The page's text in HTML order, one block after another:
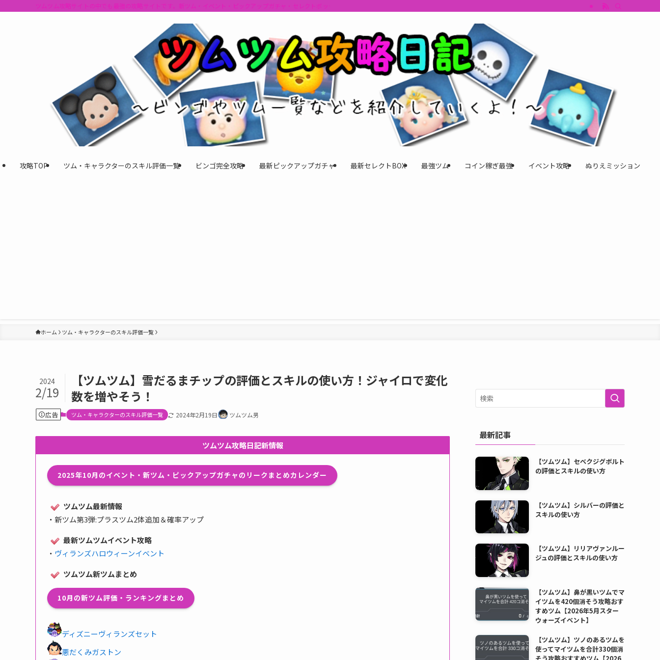
ツムツム攻略サイトの中でも最強の攻略サイトです。新ツム・イベント・ピックアップガチャ・セレクトボックスの情報を最速で提供しビンゴのおすすめツム・キャラ評価も丁寧に解説。ツムツムイベント、ツムツム攻略、ツムツ
攻略TOP ツム・キャラクターのスキル評価一覧 ビンゴ完全攻略 最新ピックアップガチャ 最新セレクトBOX 最強ツム コイン稼ぎ最強 イベント攻略 ぬりえミッション
ホーム ツム・キャラクターのスキル評価一覧
【ツムツム】雪だるまチップの評価とスキルの使い方！ジャイロで変化
数を増やそう！
2024
2/19
広告 ツム・キャラクターのスキル評価一覧 2024年2月19日 ツムツム男
ツムツム攻略日記新情報
2025年10月のイベント・新ツム・ピックアップガチャのリークまとめカレンダー
ツムツム最新情報
・ 新ツム第3弾:プラスツム2体追加＆確率アップ
最新ツムツムイベント攻略
・ ヴィランズハロウィーンイベント
ツムツム新ツムまとめ
10月の新ツム評価・ランキングまとめ
ディズニーヴィランズセット
悪だくみガストン
最新記事
【ツムツム】セベクジグボルト
の評価とスキルの使い方
【ツムツム】シルバーの評価と
スキルの使い方
【ツムツム】リリアヴァンルー
ジュの評価とスキルの使い方
【ツムツム】鼻が黒いツムでマ
イツムを420個消そう攻略おす
すめツム【2026年5月スター
ウォーズイベント】
【ツムツム】ツノのあるツムを
使ってマイツムを合計330個消